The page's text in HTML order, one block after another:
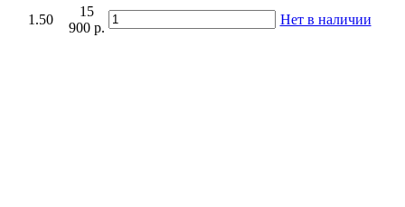
1.50
15
900 р.
Нет в наличии